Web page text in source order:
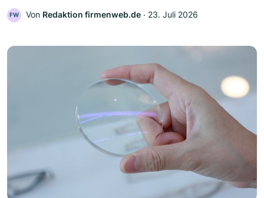
FW Von Redaktion firmenweb.de ‧ 23. Juli 2026